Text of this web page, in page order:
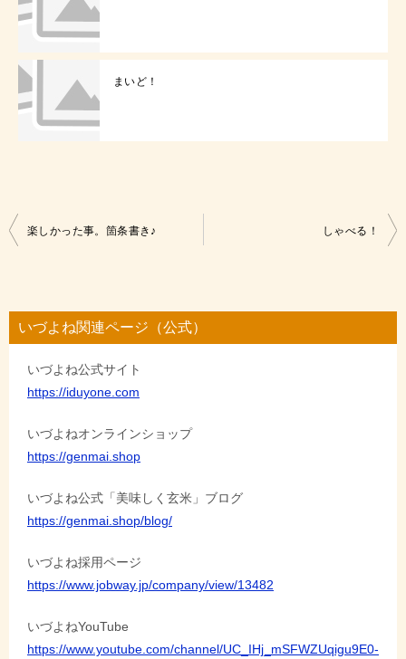
まいど！
投
ビ
ゲ
楽しかった事。箇条書き♪ しゃべる！
いづよね関連ページ（公式）
いづよね公式サイト
https://iduyone.com
いづよねオンラインショップ
https://genmai.shop
いづよね公式「美味しく玄米」ブログ
https://genmai.shop/blog/
いづよね採用ページ
https://www.jobway.jp/company/view/13482
いづよねYouTube
https://www.youtube.com/channel/UC_IHj_mSFWZUqigu9E0-